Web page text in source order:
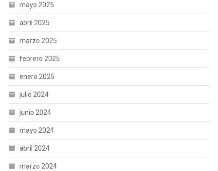
mayo 2025
abril 2025
marzo 2025
febrero 2025
enero 2025
julio 2024
junio 2024
mayo 2024
abril 2024
marzo 2024